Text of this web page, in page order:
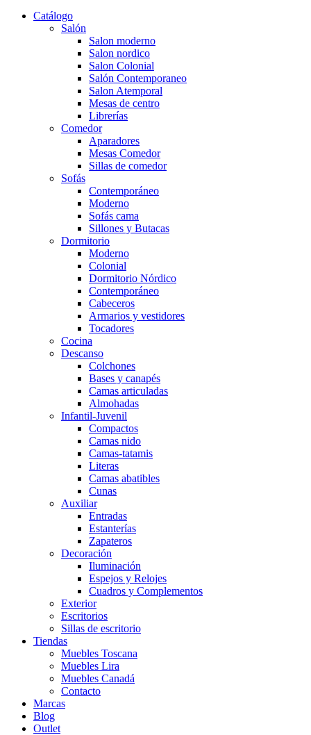
Catálogo
Salón
Salon moderno
Salon nordico
Salon Colonial
Salón Contemporaneo
Salon Atemporal
Mesas de centro
Librerías
Comedor
Aparadores
Mesas Comedor
Sillas de comedor
Sofás
Contemporáneo
Moderno
Sofás cama
Sillones y Butacas
Dormitorio
Moderno
Colonial
Dormitorio Nórdico
Contemporáneo
Cabeceros
Armarios y vestidores
Tocadores
Cocina
Descanso
Colchones
Bases y canapés
Camas articuladas
Almohadas
Infantil-Juvenil
Compactos
Camas nido
Camas-tatamis
Literas
Camas abatibles
Cunas
Auxiliar
Entradas
Estanterías
Zapateros
Decoración
Iluminación
Espejos y Relojes
Cuadros y Complementos
Exterior
Escritorios
Sillas de escritorio
Tiendas
Muebles Toscana
Muebles Lira
Muebles Canadá
Contacto
Marcas
Blog
Outlet